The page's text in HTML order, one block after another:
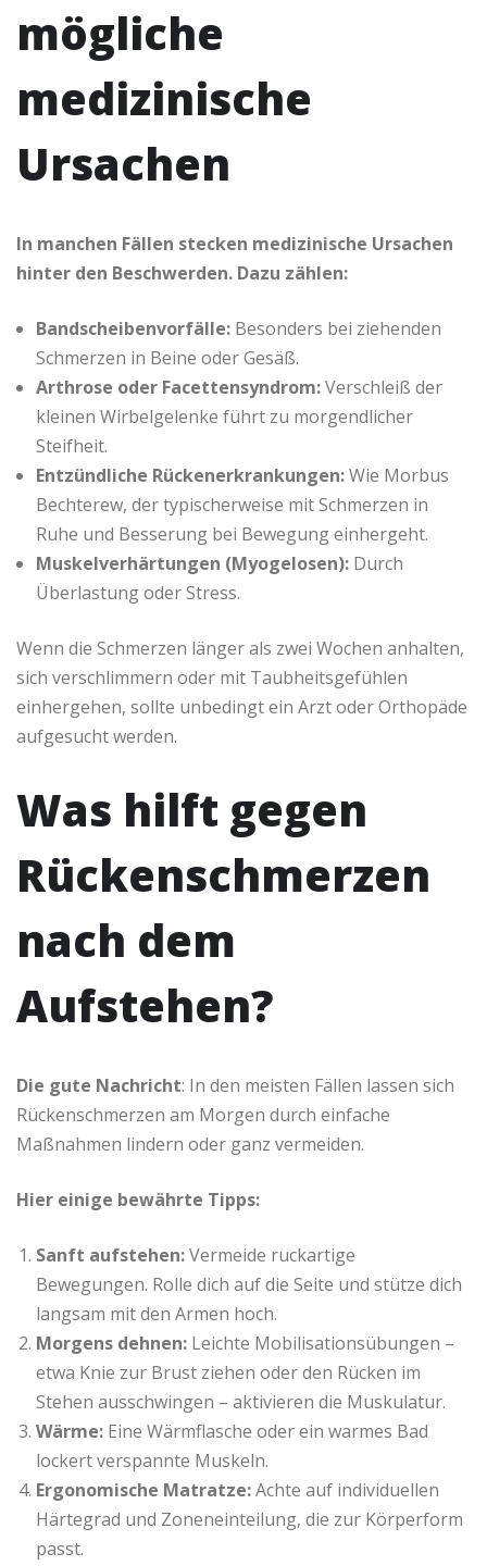
mögliche
medizinische
Ursachen
In manchen Fällen stecken medizinische Ursachen
hinter den Beschwerden. Dazu zählen:
Bandscheibenvorfälle: Besonders bei ziehenden
Schmerzen in Beine oder Gesäß.
Arthrose oder Facettensyndrom:Verschleiß der
kleinen Wirbelgelenke führt zu morgendlicher
Steifheit.
Entzündliche Rückenerkrankungen:Wie Morbus
Bechterew, der typischerweise mit Schmerzen in
Ruhe und Besserung bei Bewegung einhergeht.
Muskelverhärtungen (Myogelosen): Durch
Überlastung oder Stress.
Wenn die Schmerzen länger als zwei Wochen anhalten,
sich verschlimmern oder mit Taubheitsgefühlen
einhergehen, sollte unbedingt ein Arzt oder Orthopäde
aufgesucht werden.
Was hilft gegen
Rückenschmerzen
nach dem
Aufstehen?
Die gute Nachricht: In den meisten Fällen lassen sich
Rückenschmerzen am Morgen durch einfache
Maßnahmen lindern oder ganz vermeiden.
Hier einige bewährte Tipps:
Sanft aufstehen:Vermeide ruckartige
Bewegungen. Rolle dich auf die Seite und stütze dich
langsam mit den Armen hoch.
Morgens dehnen: Leichte Mobilisationsübungen –
etwa Knie zur Brust ziehen oder den Rücken im
Stehen ausschwingen – aktivieren die Muskulatur.
Wärme: Eine Wärmflasche oder ein warmes Bad
lockert verspannte Muskeln.
Ergonomische Matratze:Achte auf individuellen
Härtegrad und Zoneneinteilung, die zur Körperform
passt.